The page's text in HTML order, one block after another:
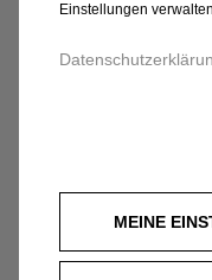
Einstellungen
MEINE